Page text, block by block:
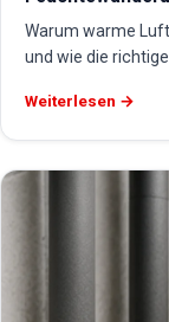
Warum warme
und wie die
Weiterlesen →